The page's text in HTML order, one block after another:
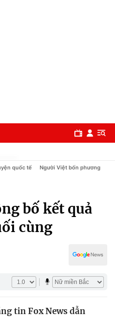
quốc tế Người Việt bốn phương
bố kết quả
cùng
tin Fox News dẫn